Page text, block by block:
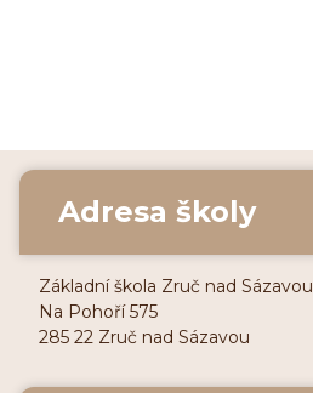
Adresa školy
Základní škola Zruč nad Sázavou
Na Pohoří 575
285 22 Zruč nad Sázavou